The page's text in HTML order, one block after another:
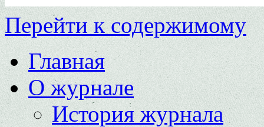
Перейти к содержимому
Главная
О журнале
История журнала